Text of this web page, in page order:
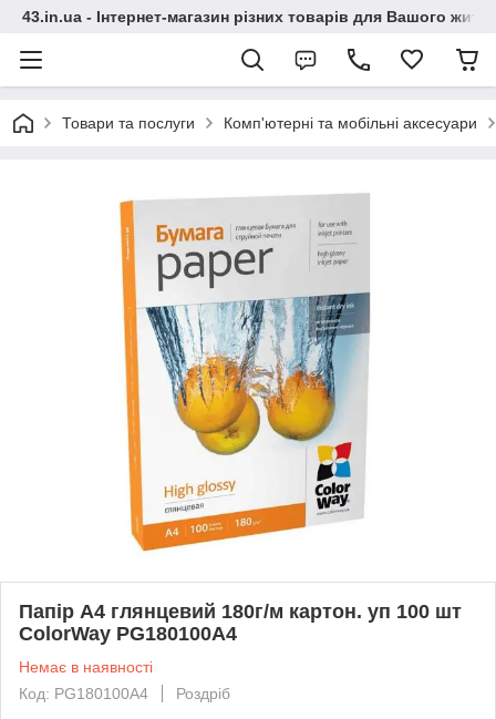
43.in.ua - Інтернет-магазин різних товарів для Вашого
Товари та послуги Комп'ютерні та мобільні аксесуари
Папір А4 глянцевий 180г/м картон. уп 100 шт
ColorWay PG180100A4
Немає в наявності
Код: PG180100A4
Роздріб